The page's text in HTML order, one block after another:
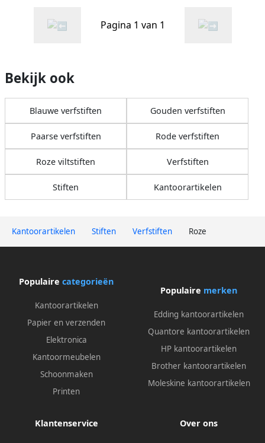
Kantoorartikelen Stiften Verfstiften Roze
Pagina 1 van 1
Bekijk ook
Blauwe verfstiften Gouden verfstiften
Paarse verfstiften Rode verfstiften
Roze viltstiften Verfstiften
Stiften Kantoorartikelen
Populaire categorieën
Kantoorartikelen
Papier en verzenden
Elektronica
Kantoormeubelen
Schoonmaken
Printen
Populaire merken
Edding kantoorartikelen
Quantore kantoorartikelen
HP kantoorartikelen
Brother kantoorartikelen
Moleskine kantoorartikelen
Klantenservice Over ons